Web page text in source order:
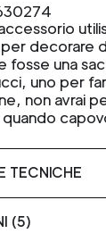
per decorare
una
uno per
non avrai
TECNICHE
(5)